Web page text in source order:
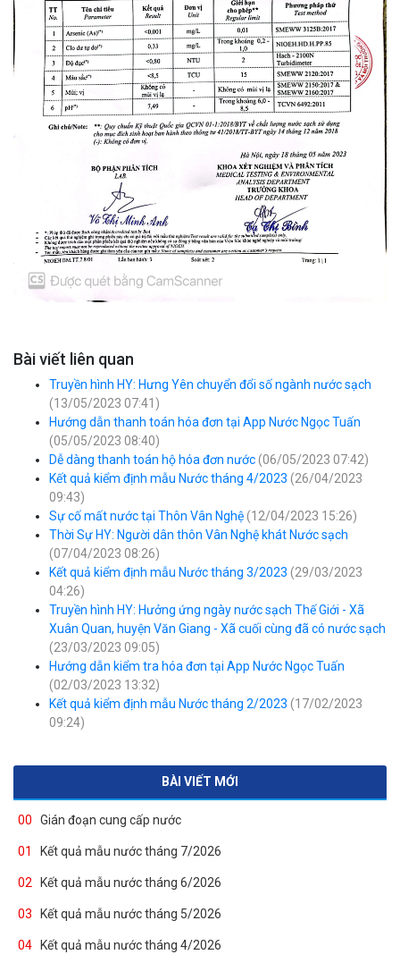
Bài viết liên quan
Truyền hình HY: Hưng Yên chuyển đổi số ngành nước sạch
(13/05/2023 07:41)
Hướng dẫn thanh toán hóa đơn tại App Nước Ngọc Tuấn
(05/05/2023 08:40)
Dễ dàng thanh toán hộ hóa đơn nước(06/05/2023 07:42)
Kết quả kiểm định mẫu Nước tháng 4/2023 (26/04/2023
09:43)
Sự cố mất nước tại Thôn Vân Nghệ(12/04/2023 15:26)
Thời Sự HY: Người dân thôn Vân Nghệ khát Nước sạch
(07/04/2023 08:26)
Kết quả kiểm định mẫu Nước tháng 3/2023 (29/03/2023
04:26)
Truyền hình HY: Hưởng ứng ngày nước sạch Thế Giới - Xã
Xuân Quan, huyện Văn Giang - Xã cuối cùng đã có nước sạch
(23/03/2023 09:05)
Hướng dẫn kiểm tra hóa đơn tại App Nước Ngọc Tuấn
(02/03/2023 13:32)
Kết quả kiểm định mẫu Nước tháng 2/2023 (17/02/2023
09:24)
BÀI VIẾT MỚI
00 Gián đoạn cung cấp nước
01 Kết quả mẫu nước tháng 7/2026
02 Kết quả mẫu nước tháng 6/2026
03 Kết quả mẫu nước tháng 5/2026
04 Kết quả mẫu nước tháng 4/2026